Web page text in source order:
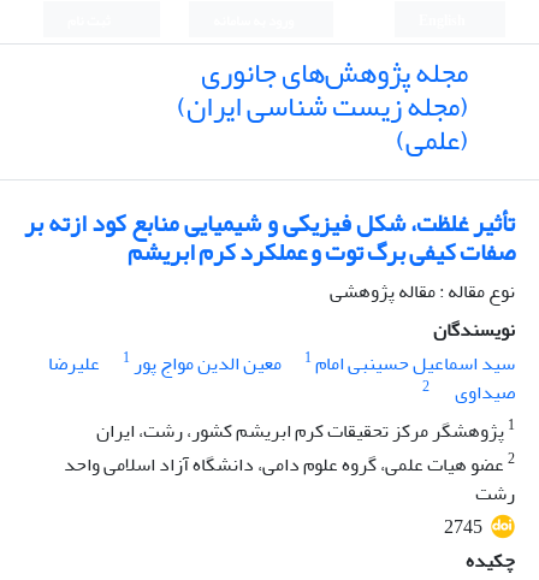
مجله پژوهش‌های جانوری
(مجله زیست شناسی ایران)
(علمی)
تأثیر غلظت، شکل فیزیکی و شیمیایی منابع کود ازته بر
صفات کیفی برگ توت و عملکرد کرم ابریشم
نوع مقاله : مقاله پژوهشی
نویسندگان
سید اسماعیل حسینبی امام1 معین الدین مواج پور1
علیرضا
صیداوی
2
1پژوهشگر مرکز تحقیقات کرم ابریشم کشور، رشت، ایران
2عضو هیات علمی، گروه علوم دامی، دانشگاه آزاد اسلامی واحد
رشت
2745
چکیده